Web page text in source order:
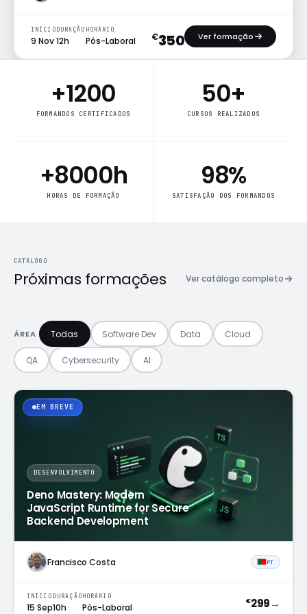
INÍCIO
9 Nov
DURAÇÃO
12h
HORÁRIO
Pós-Laboral €350 Ver formação
Indicadores da Findmore Academy
+1200
FORMANDOS CERTIFICADOS
50+
CURSOS REALIZADOS
+8000h
HORAS DE FORMAÇÃO
98%
SATISFAÇÃO DOS FORMANDOS
CATÁLOGO
Próximas formações Ver catálogo completo
ÁREA Todas Software Dev Data Cloud
QA Cybersecurity AI
EM BREVE
DESENVOLVIMENTO
Deno Mastery: Modern
JavaScript Runtime for Secure
Backend Development
Francisco Costa PT
INÍCIO
15 Sep
DURAÇÃO
10h
HORÁRIO
Pós-Laboral
€299→